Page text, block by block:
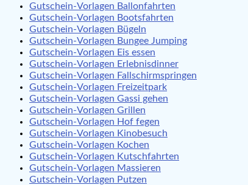
Gutschein-Vorlagen Ballonfahrten
Gutschein-Vorlagen Bootsfahrten
Gutschein-Vorlagen Bügeln
Gutschein-Vorlagen Bungee Jumping
Gutschein-Vorlagen Eis essen
Gutschein-Vorlagen Erlebnisdinner
Gutschein-Vorlagen Fallschirmspringen
Gutschein-Vorlagen Freizeitpark
Gutschein-Vorlagen Gassi gehen
Gutschein-Vorlagen Grillen
Gutschein-Vorlagen Hof fegen
Gutschein-Vorlagen Kinobesuch
Gutschein-Vorlagen Kochen
Gutschein-Vorlagen Kutschfahrten
Gutschein-Vorlagen Massieren
Gutschein-Vorlagen Putzen